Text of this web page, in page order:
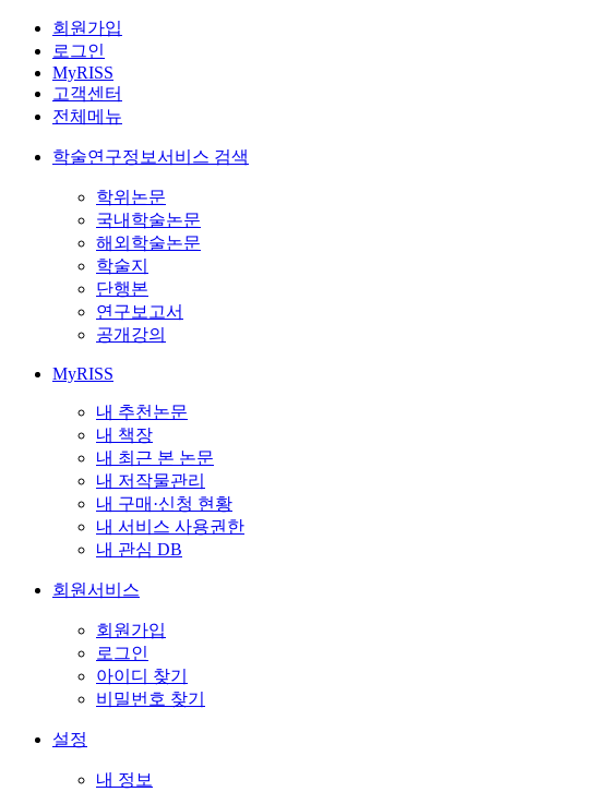
회원가입
로그인
MyRISS
고객센터
전체메뉴
학술연구정보서비스 검색
학위논문
국내학술논문
해외학술논문
학술지
단행본
연구보고서
공개강의
MyRISS
내 추천논문
내 책장
내 최근 본 논문
내 저작물관리
내 구매·신청 현황
내 서비스 사용권한
내 관심 DB
회원서비스
회원가입
로그인
아이디 찾기
비밀번호 찾기
설정
내 정보